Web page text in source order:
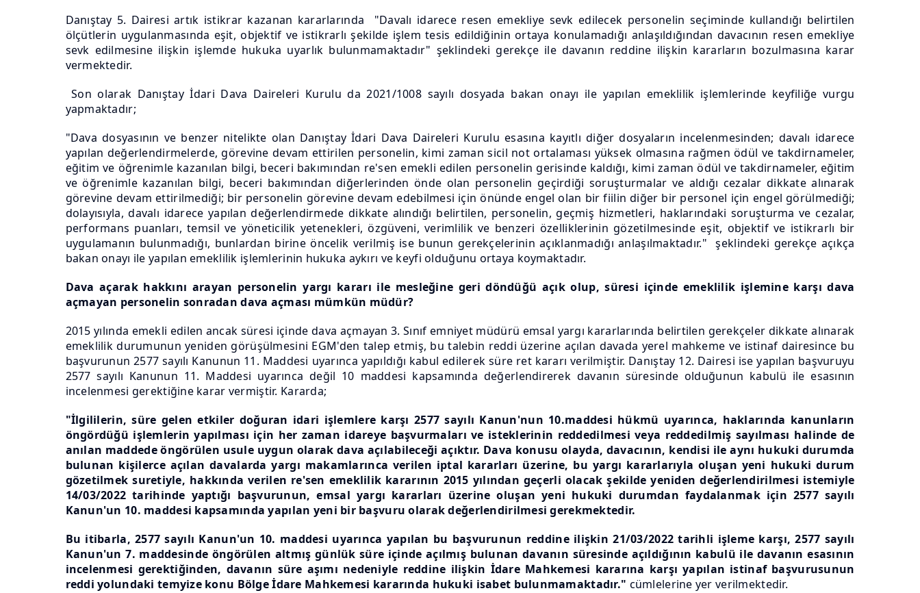
Danıştay 5. Dairesi artık istikrar kazanan kararlarında "Davalı idarece resen emekliye sevk edilecek personelin seçiminde kullandığı belirtilen
ölçütlerin uygulanmasında eşit, objektif ve istikrarlı şekilde işlem tesis edildiğinin ortaya konulamadığı anlaşıldığından davacının resen emekliye
sevk edilmesine ilişkin işlemde hukuka uyarlık bulunmamaktadır" şeklindeki gerekçe ile davanın reddine ilişkin kararların bozulmasına karar
vermektedir.
Son olarak Danıştay İdari Dava Daireleri Kurulu da 2021/1008 sayılı dosyada bakan onayı ile yapılan emeklilik işlemlerinde keyfiliğe vurgu
yapmaktadır;
"Dava dosyasının ve benzer nitelikte olan Danıştay İdari Dava Daireleri Kurulu esasına kayıtlı diğer dosyaların incelenmesinden; davalı idarece
yapılan değerlendirmelerde, görevine devam ettirilen personelin, kimi zaman sicil not ortalaması yüksek olmasına rağmen ödül ve takdirnameler,
eğitim ve öğrenimle kazanılan bilgi, beceri bakımından re'sen emekli edilen personelin gerisinde kaldığı, kimi zaman ödül ve takdirnameler, eğitim
ve öğrenimle kazanılan bilgi, beceri bakımından diğerlerinden önde olan personelin geçirdiği soruşturmalar ve aldığı cezalar dikkate alınarak
görevine devam ettirilmediği; bir personelin görevine devam edebilmesi için önünde engel olan bir fiilin diğer bir personel için engel görülmediği;
dolayısıyla, davalı idarece yapılan değerlendirmede dikkate alındığı belirtilen, personelin, geçmiş hizmetleri, haklarındaki soruşturma ve cezalar,
performans puanları, temsil ve yöneticilik yetenekleri, özgüveni, verimlilik ve benzeri özelliklerinin gözetilmesinde eşit, objektif ve istikrarlı bir
uygulamanın bulunmadığı, bunlardan birine öncelik verilmiş ise bunun gerekçelerinin açıklanmadığı anlaşılmaktadır." şeklindeki gerekçe açıkça
bakan onayı ile yapılan emeklilik işlemlerinin hukuka aykırı ve keyfi olduğunu ortaya koymaktadır.
Dava açarak hakkını arayan personelin yargı kararı ile mesleğine geri döndüğü açık olup, süresi içinde emeklilik işlemine karşı dava
açmayan personelin sonradan dava açması mümkün müdür?
2015 yılında emekli edilen ancak süresi içinde dava açmayan 3. Sınıf emniyet müdürü emsal yargı kararlarında belirtilen gerekçeler dikkate alınarak
emeklilik durumunun yeniden görüşülmesini EGM'den talep etmiş, bu talebin reddi üzerine açılan davada yerel mahkeme ve istinaf dairesince bu
başvurunun 2577 sayılı Kanunun 11. Maddesi uyarınca yapıldığı kabul edilerek süre ret kararı verilmiştir. Danıştay 12. Dairesi ise yapılan başvuruyu
2577 sayılı Kanunun 11. Maddesi uyarınca değil 10 maddesi kapsamında değerlendirerek davanın süresinde olduğunun kabulü ile esasının
incelenmesi gerektiğine karar vermiştir. Kararda;
"İlgililerin, süre gelen etkiler doğuran idari işlemlere karşı 2577 sayılı Kanun'nun 10.maddesi hükmü uyarınca, haklarında kanunların
öngördüğü işlemlerin yapılması için her zaman idareye başvurmaları ve isteklerinin reddedilmesi veya reddedilmiş sayılması halinde de
anılan maddede öngörülen usule uygun olarak dava açılabileceği açıktır. Dava konusu olayda, davacının, kendisi ile aynı hukuki durumda
bulunan kişilerce açılan davalarda yargı makamlarınca verilen iptal kararları üzerine, bu yargı kararlarıyla oluşan yeni hukuki durum
gözetilmek suretiyle, hakkında verilen re'sen emeklilik kararının 2015 yılından geçerli olacak şekilde yeniden değerlendirilmesi istemiyle
14/03/2022 tarihinde yaptığı başvurunun, emsal yargı kararları üzerine oluşan yeni hukuki durumdan faydalanmak için 2577 sayılı
Kanun'un 10. maddesi kapsamında yapılan yeni bir başvuru olarak değerlendirilmesi gerekmektedir.
Bu itibarla, 2577 sayılı Kanun'un 10. maddesi uyarınca yapılan bu başvurunun reddine ilişkin 21/03/2022 tarihli işleme karşı, 2577 sayılı
Kanun'un 7. maddesinde öngörülen altmış günlük süre içinde açılmış bulunan davanın süresinde açıldığının kabulü ile davanın esasının
incelenmesi gerektiğinden, davanın süre aşımı nedeniyle reddine ilişkin İdare Mahkemesi kararına karşı yapılan istinaf başvurusunun
reddi yolundaki temyize konu Bölge İdare Mahkemesi kararında hukuki isabet bulunmamaktadır." cümlelerine yer verilmektedir.